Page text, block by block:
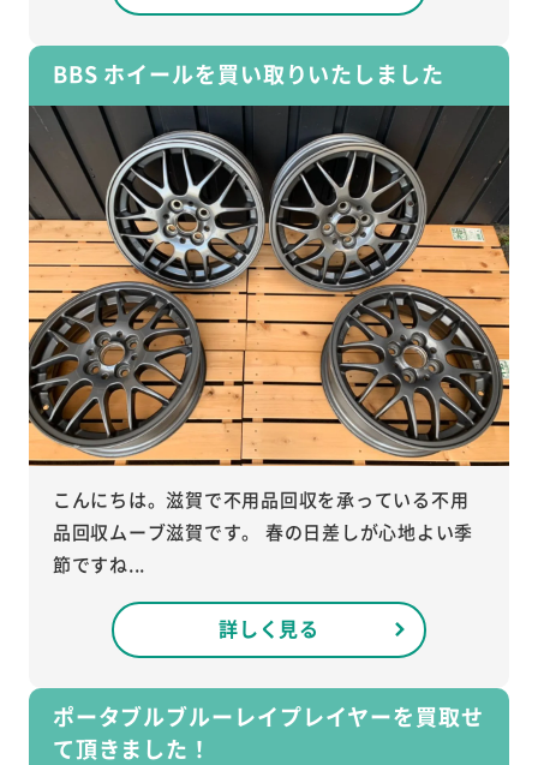
BBS ホイールを買い取りいたしました
こんにちは。滋賀で不用品回収を承っている不用
品回収ムーブ滋賀です。 春の日差しが心地よい季
節ですね...
詳しく見る
ポータブルブルーレイプレイヤーを買取せ
て頂きました！